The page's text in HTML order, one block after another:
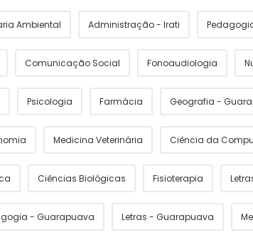
Ambiental Administração - Irati
Comunicação Social Fonoaudiologia
Psicologia Farmácia Geografia -
Medicina Veterinária Ciência da
Ciências Biológicas Fisioterapia
- Guarapuava Letras - Guarapuava